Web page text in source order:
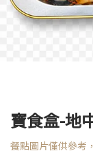
寶食盒-地
餐點圖片僅供參考